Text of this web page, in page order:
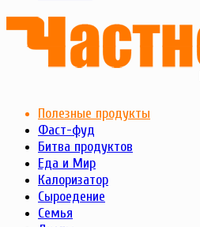
Полезные продукты
Фаст-фуд
Битва продуктов
Еда и Мир
Калоризатор
Сыроедение
Семья